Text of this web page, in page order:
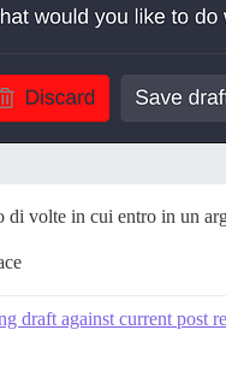
di volte in cui entro in un
draft against current post